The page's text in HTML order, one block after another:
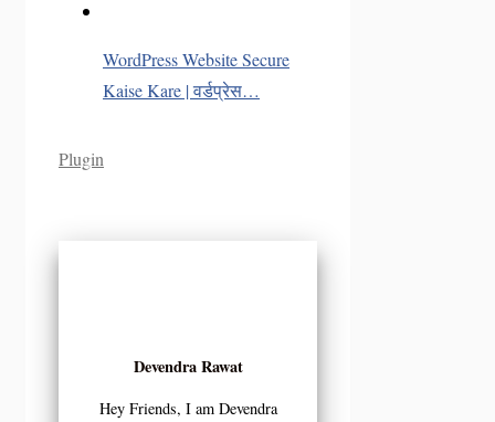
WordPress Website Secure
Kaise Kare | वर्डप्रेस…
Categories
Plugin
Devendra Rawat
Hey Friends, I am Devendra